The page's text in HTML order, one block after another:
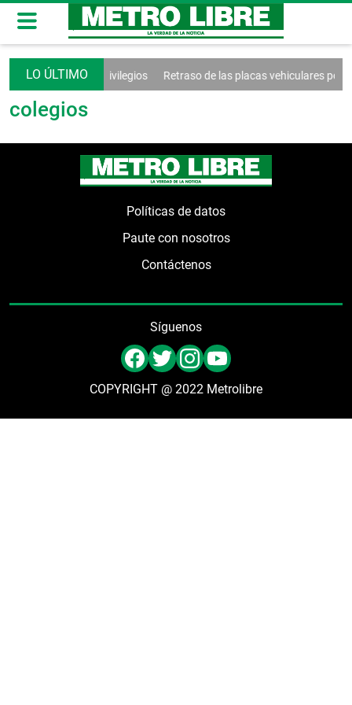
sociales y fin de privilegios Retraso de las placas vehiculares por
colegios
Políticas de datos
Paute con nosotros
Contáctenos
Síguenos
COPYRIGHT @ 2022 Metrolibre